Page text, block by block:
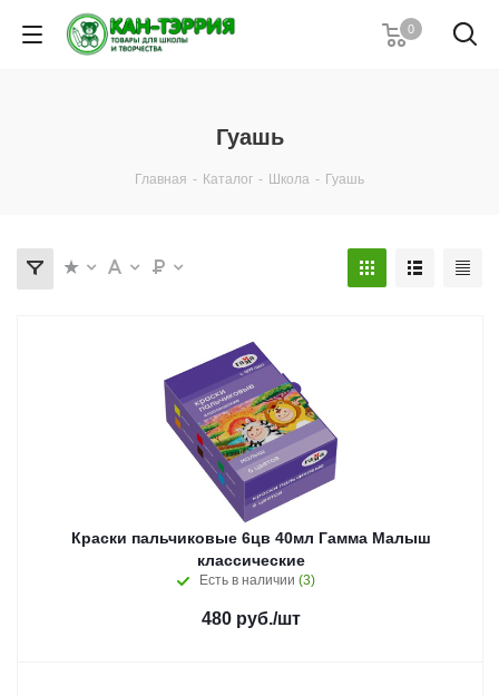
0
Гуашь
Главная - Каталог - Школа - Гуашь
Краски пальчиковые 6цв 40мл Гамма Малыш
классические
Есть в наличии (3)
480руб./шт